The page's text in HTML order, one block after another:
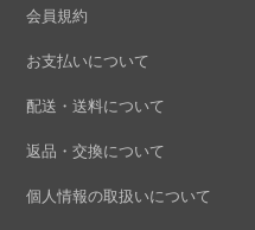
会員規約
お支払いについて
配送・送料について
返品・交換について
個人情報の取扱いについて